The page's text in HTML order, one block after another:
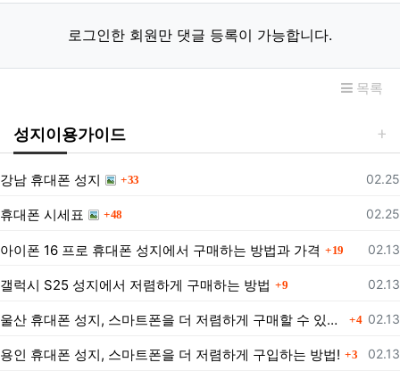
로그인한 회원만 댓글 등록이 가능합니다.
목록
성지이용가이드
등록
02.25
강남 휴대폰 성지 33
등록
02.25
휴대폰 시세표 48
등록
02.13
아이폰 16 프로 휴대폰 성지에서 구매하는 방법과 가격 19
등록
02.13
갤럭시 S25 성지에서 저렴하게 구매하는 방법 9
등록
02.13
울산 휴대폰 성지, 스마트폰을 더 저렴하게 구매할 수 있는 방법은? 댓글
4
등록
02.13
용인 휴대폰 성지, 스마트폰을 더 저렴하게 구입하는 방법! 댓글
3